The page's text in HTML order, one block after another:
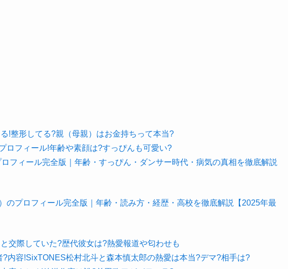
!整形してる?親（母親）はお金持ちって本当?
ロフィール!年齢や素顔は?すっぴんも可愛い?
フィール完全版｜年齢・すっぴん・ダンサー時代・病気の真相を徹底解説
のプロフィール完全版｜年齢・読み方・経歴・高校を徹底解説【2025年最
交際していた?歴代彼女は?熱愛報道や匂わせも
内容!SixTONES松村北斗と森本慎太郎の熱愛は本当?デマ?相手は?